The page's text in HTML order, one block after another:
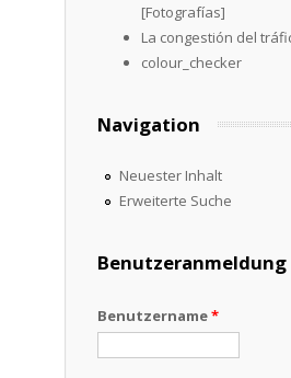
[Fotografías]
La congestión del
colour_checker
Navigation
Neuester Inhalt
Erweiterte Suche
Benutzeranmeldung
Benutzername*